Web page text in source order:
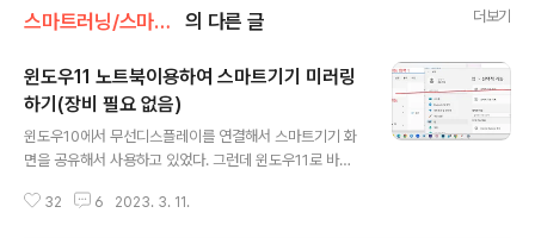
스마트러닝/스마트러닝 의 다른 글 더보기
윈도우11 노트북이용하여 스마트기기 미러링
하기(장비 필요 없음)
윈도우10에서 무선디스플레이를 연결해서 스마트기기 화
면을 공유해서 사용하고 있었다. 그런데 윈도우11로 바꾸
다. 노트북으로 미러링 하면 어떤 점이 좋은지는 아래 링크
32 6 2023. 3. 11.